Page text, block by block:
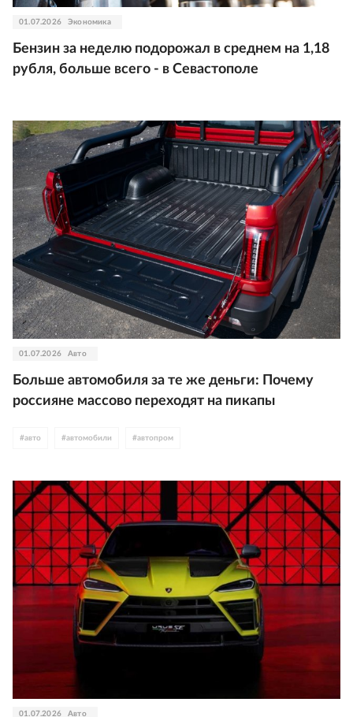
01.07.2026 Экономика
Бензин за неделю подорожал в среднем на 1,18
рубля, больше всего - в Севастополе
01.07.2026 Авто
Больше автомобиля за те же деньги: Почему
россияне массово переходят на пикапы
#авто #автомобили #автопром
01.07.2026 Авто